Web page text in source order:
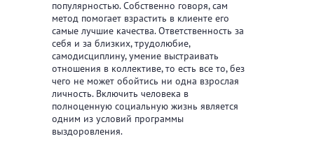
популярностью. Собственно говоря, сам
метод помогает взрастить в клиенте его
самые лучшие качества. Ответственность за
себя и за близких, трудолюбие,
самодисциплину, умение выстраивать
отношения в коллективе, то есть все то, без
чего не может обойтись ни одна взрослая
личность. Включить человека в
полноценную социальную жизнь является
одним из условий программы
выздоровления.